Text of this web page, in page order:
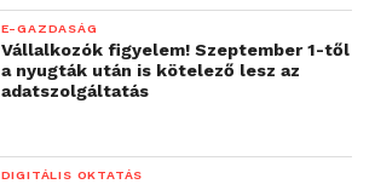
E-GAZDASÁG
Vállalkozók figyelem! Szeptember 1-től
a nyugták után is kötelező lesz az
adatszolgáltatás
DIGITÁLIS OKTATÁS